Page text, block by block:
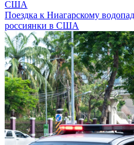
США
Поездка к Ниагарскому
россиянки в США